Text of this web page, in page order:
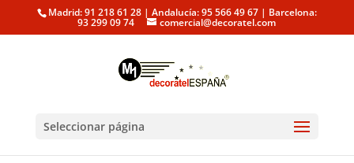
Madrid: 91 218 61 28 | Andalucía: 95 566 49 67 | Barcelona:
93 299 09 74 comercial@decoratel.com
Seleccionar página